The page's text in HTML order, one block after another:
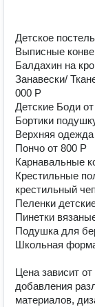
Детское
Выписные
Балдахин на
Занавески/
000 Р
Детские Боди
Бортики
Верхняя
Пончо от 800 Р
Карнавальные
Крестильные
крестильный
Пеленки
Пинетки
Подушка для
Школьная
Цена зависит
добавления
материалов,